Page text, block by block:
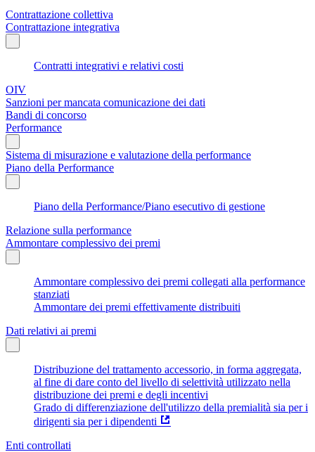
Contrattazione collettiva
Contrattazione integrativa
Contratti integrativi e relativi costi
OIV
Sanzioni per mancata comunicazione dei dati
Bandi di concorso
Performance
Sistema di misurazione e valutazione della performance
Piano della Performance
Piano della Performance/Piano esecutivo di gestione
Relazione sulla performance
Ammontare complessivo dei premi
Ammontare complessivo dei premi collegati alla performance
stanziati
Ammontare dei premi effettivamente distribuiti
Dati relativi ai premi
Distribuzione del trattamento accessorio, in forma aggregata,
al fine di dare conto del livello di selettività utilizzato nella
distribuzione dei premi e degli incentivi
Grado di differenziazione dell'utilizzo della premialità sia per i
dirigenti sia per i dipendenti
Enti controllati